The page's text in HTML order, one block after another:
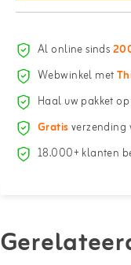
Al online sinds
Webwinkel met
Haal uw pakket
Gratisverzending
18.000+ klanten